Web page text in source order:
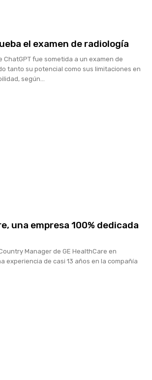
el examen de radiología
ChatGPT fue sometida a un examen de
tanto su potencial como sus limitaciones en
según...
una empresa 100% dedicada
Manager de GE HealthCare en
experiencia de casi 13 años en la compañía